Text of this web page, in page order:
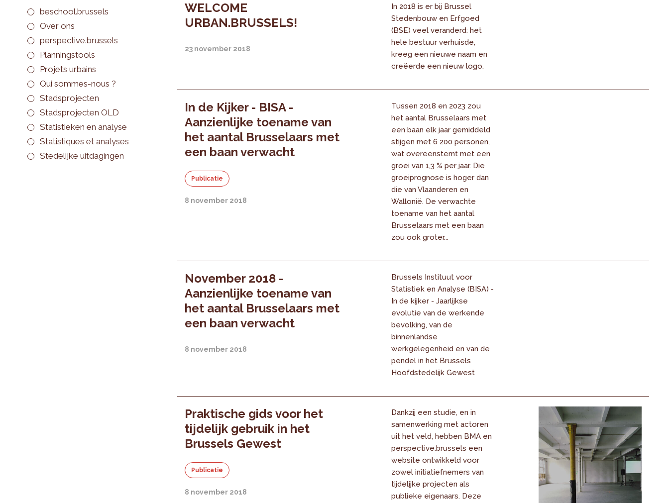
beschool.brussels
Over ons
perspective.brussels
Planningstools
Projets urbains
Qui sommes-nous ?
Stadsprojecten
Stadsprojecten OLD
Statistieken en analyse
Statistiques et analyses
Stedelijke uitdagingen
WELCOME
URBAN.BRUSSELS!
23 november 2018
In 2018 is er bij Brussel
Stedenbouw en Erfgoed
(BSE) veel veranderd: het
hele bestuur verhuisde,
kreeg een nieuwe naam en
creëerde een nieuw logo.
In de Kijker - BISA -
Aanzienlijke toename van
het aantal Brusselaars met
een baan verwacht
Publicatie
8 november 2018
Tussen 2018 en 2023 zou
het aantal Brusselaars met
een baan elk jaar gemiddeld
stijgen met 6 200 personen,
wat overeenstemt met een
groei van 1,3 % per jaar. Die
groeiprognose is hoger dan
die van Vlaanderen en
Wallonië. De verwachte
toename van het aantal
Brusselaars met een baan
zou ook groter...
November 2018 -
Aanzienlijke toename van
het aantal Brusselaars met
een baan verwacht
8 november 2018
Brussels Instituut voor
Statistiek en Analyse (BISA) -
In de kijker - Jaarlijkse
evolutie van de werkende
bevolking, van de
binnenlandse
werkgelegenheid en van de
pendel in het Brussels
Hoofdstedelijk Gewest
Praktische gids voor het
tijdelijk gebruik in het
Brussels Gewest
Publicatie
8 november 2018
Dankzij een studie, en in
samenwerking met actoren
uit het veld, hebben BMA en
perspective.brussels een
website ontwikkeld voor
zowel initiatiefnemers van
tijdelijke projecten als
publieke eigenaars. Deze